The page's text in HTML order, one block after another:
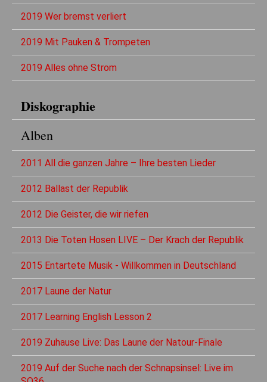
2019 Wer bremst verliert
2019 Mit Pauken & Trompeten
2019 Alles ohne Strom
Diskographie
Alben
2011 All die ganzen Jahre – Ihre besten Lieder
2012 Ballast der Republik
2012 Die Geister, die wir riefen
2013 Die Toten Hosen LIVE – Der Krach der Republik
2015 Entartete Musik - Willkommen in Deutschland
2017 Laune der Natur
2017 Learning English Lesson 2
2019 Zuhause Live: Das Laune der Natour-Finale
2019 Auf der Suche nach der Schnapsinsel: Live im